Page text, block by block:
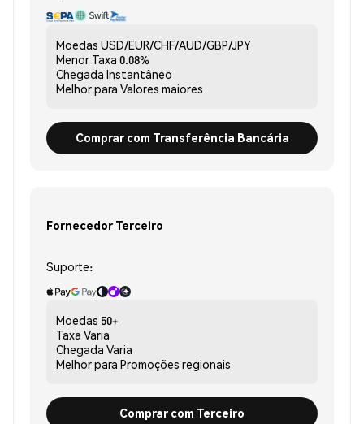
Moedas USD/EUR/CHF/AUD/GBP/JPY
Menor Taxa 0.08%
Chegada Instantâneo
Melhor para Valores maiores
Comprar com Transferência Bancária
Fornecedor Terceiro
Suporte:
Moedas 50+
Taxa Varia
Chegada Varia
Melhor para Promoções regionais
Comprar com Terceiro